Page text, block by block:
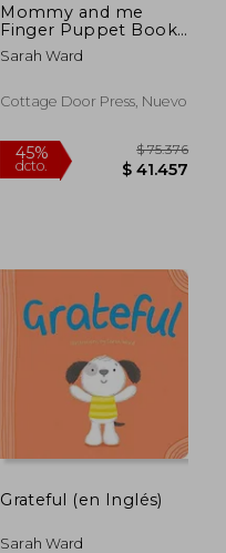
Mommy and me
Finger Puppet Book
(en Inglés)
Sarah Ward
Cottage Door Press, Nuevo
45%
Grateful (en Inglés)
Sarah Ward